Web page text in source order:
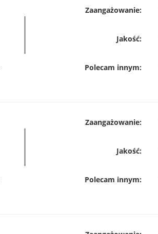
Zaangażowanie:
Jakość:
Polecam innym:
Zaangażowanie:
Jakość:
Polecam innym: